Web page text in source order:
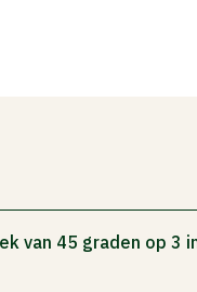
van 45 graden op